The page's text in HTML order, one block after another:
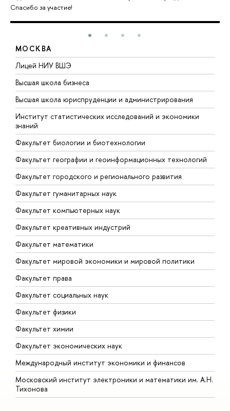
Спасибо за участие!
МОСКВА
Лицей НИУ ВШЭ
Высшая школа бизнеса
Высшая школа юриспруденции и администрирования
Институт статистических исследований и экономики
знаний
Факультет биологии и биотехнологии
Факультет географии и геоинформационных технологий
Факультет городского и регионального развития
Факультет гуманитарных наук
Факультет компьютерных наук
Факультет креативных индустрий
Факультет математики
Факультет мировой экономики и мировой политики
Факультет права
Факультет социальных наук
Факультет физики
Факультет химии
Факультет экономических наук
Международный институт экономики и финансов
Московский институт электроники и математики им. А.Н.
Тихонова